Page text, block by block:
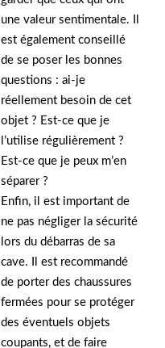
une valeur sentimentale. Il
est également conseillé
de se poser les bonnes
questions : ai-je
réellement besoin de cet
objet ? Est-ce que je
l’utilise régulièrement ?
Est-ce que je peux m’en
séparer ?
Enfin, il est important de
ne pas négliger la sécurité
lors du débarras de sa
cave. Il est recommandé
de porter des chaussures
fermées pour se protéger
des éventuels objets
coupants, et de faire